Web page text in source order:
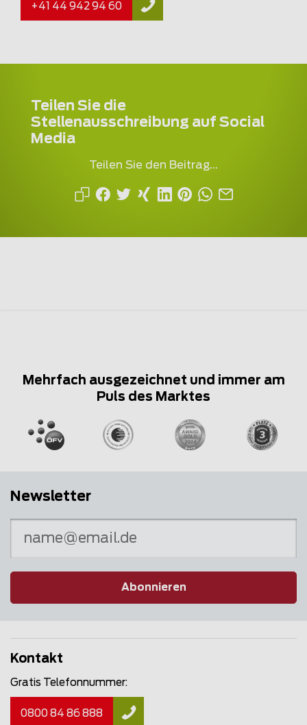
+41 44 942 94 60
Teilen Sie die
Stellenausschreibung auf Social
Media
Teilen Sie den Beitrag...
Mehrfach ausgezeichnet und immer am
Puls des Marktes
Newsletter
Abonnieren
Kontakt
Gratis Telefonnummer:
0800 84 86 888